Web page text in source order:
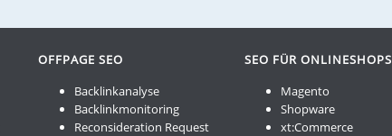
OFFPAGE SEO
Backlinkanalyse
Backlinkmonitoring
Reconsideration Request
SEO FÜR ONLINESHOPS
Magento
Shopware
xt:Commerce